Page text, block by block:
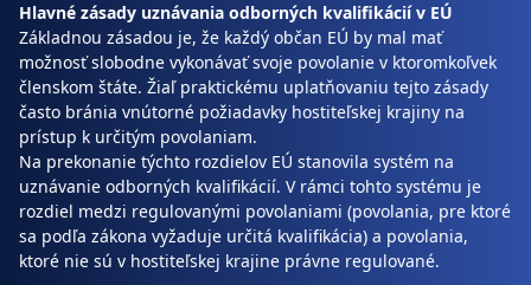
Hlavné zásady uznávania odborných kvalifikácií v EÚ
Základnou zásadou je, že každý občan EÚ by mal mať
možnosť slobodne vykonávať svoje povolanie v ktoromkoľvek
členskom štáte. Žiaľ praktickému uplatňovaniu tejto zásady
často bránia vnútorné požiadavky hostiteľskej krajiny na
prístup k určitým povolaniam.
Na prekonanie týchto rozdielov EÚ stanovila systém na
uznávanie odborných kvalifikácií. V rámci tohto systému je
rozdiel medzi regulovanými povolaniami (povolania, pre ktoré
sa podľa zákona vyžaduje určitá kvalifikácia) a povolania,
ktoré nie sú v hostiteľskej krajine právne regulované.